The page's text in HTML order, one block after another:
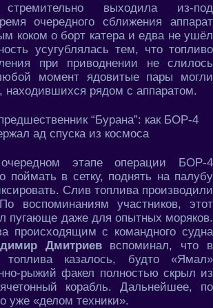
выходила из-под
очередного сближения аппарат
коком о борт катера и едва не ушёл
усугублялась тем, что топливо
при приводнении не слилось
момент ядовитые пары могли
находившихся рядом с аппаратом.
этапе операции БОР-4
поймать в сетку, поднять на палубу
Слив топлива производили
воспоминаниям участников, этот
пугающе даже для опытных моряков.
происходящим с командного судна
Дмитриеввспоминал, что в
казалось, будто «Ямал»
рыжий факел полностью скрыл из
корабль. Дальнейшее, по
уже «делом техники».